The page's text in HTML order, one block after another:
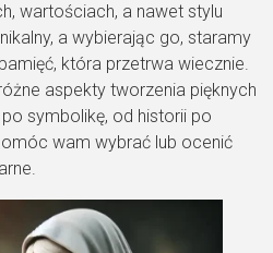
wartościach, a nawet stylu
a wybierając go, staramy
która przetrwa wiecznie.
aspekty tworzenia pięknych
symbolikę, od historii po
wam wybrać lub ocenić